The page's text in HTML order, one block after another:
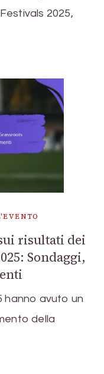
2025,
risultati dei
Sondaggi,
hanno avuto un
della